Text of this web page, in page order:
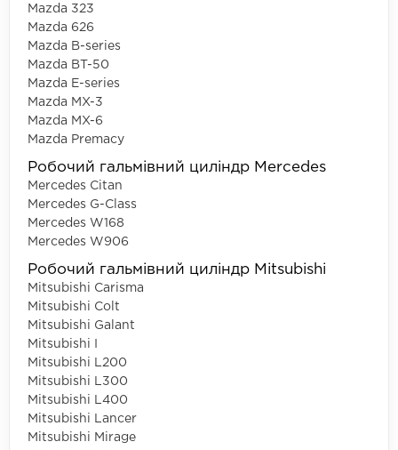
Mazda 323
Mazda 626
Mazda B-series
Mazda BT-50
Mazda E-series
Mazda MX-3
Mazda MX-6
Mazda Premacy
Робочий гальмівний циліндр Mercedes
Mercedes Citan
Mercedes G-Class
Mercedes W168
Mercedes W906
Робочий гальмівний циліндр Mitsubishi
Mitsubishi Carisma
Mitsubishi Colt
Mitsubishi Galant
Mitsubishi I
Mitsubishi L200
Mitsubishi L300
Mitsubishi L400
Mitsubishi Lancer
Mitsubishi Mirage